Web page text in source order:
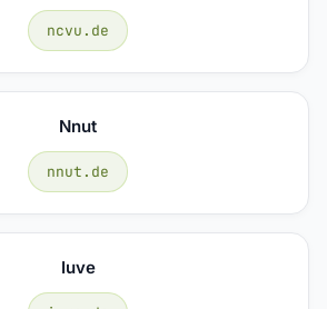
ncvu.de
Nnut
nnut.de
Iuve